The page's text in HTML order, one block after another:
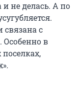
и не делась. А по
с
Особенно в